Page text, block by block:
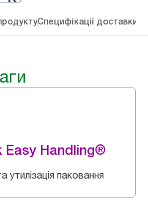
Специфікації доставки
Easy Handling®
утилізація паковання